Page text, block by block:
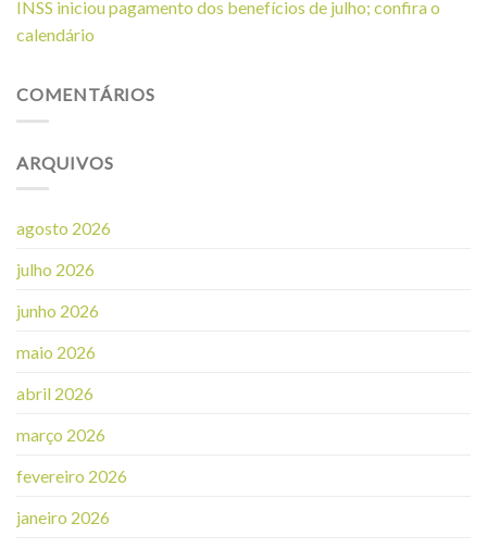
INSS iniciou pagamento dos benefícios de julho; confira o
calendário
COMENTÁRIOS
ARQUIVOS
agosto 2026
julho 2026
junho 2026
maio 2026
abril 2026
março 2026
fevereiro 2026
janeiro 2026